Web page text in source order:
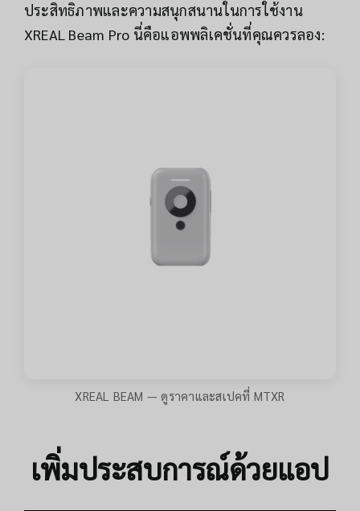
ประสิทธิภาพและความสนุกสนานในการใช้งาน
XREAL Beam Pro นี่คือแอพพลิเคชั่นที่คุณควรลอง:
XREAL BEAM — ดูราคาและสเปคที่ MTXR
เพิ่มประสบการณ์ด้วยแอป